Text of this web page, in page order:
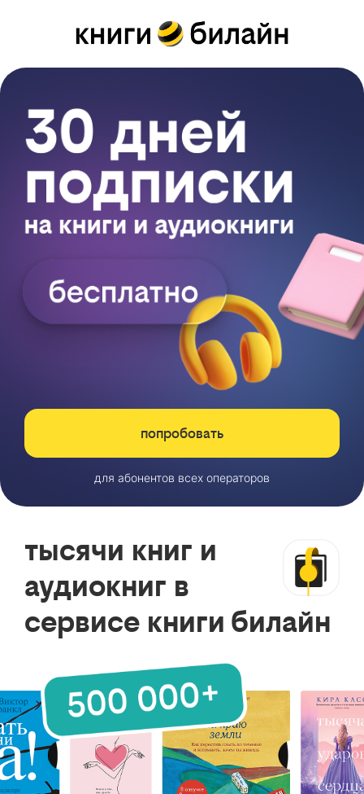
попробовать
для абонентов всех операторов
тысячи книг и
аудиокниг в
сервисе книги билайн